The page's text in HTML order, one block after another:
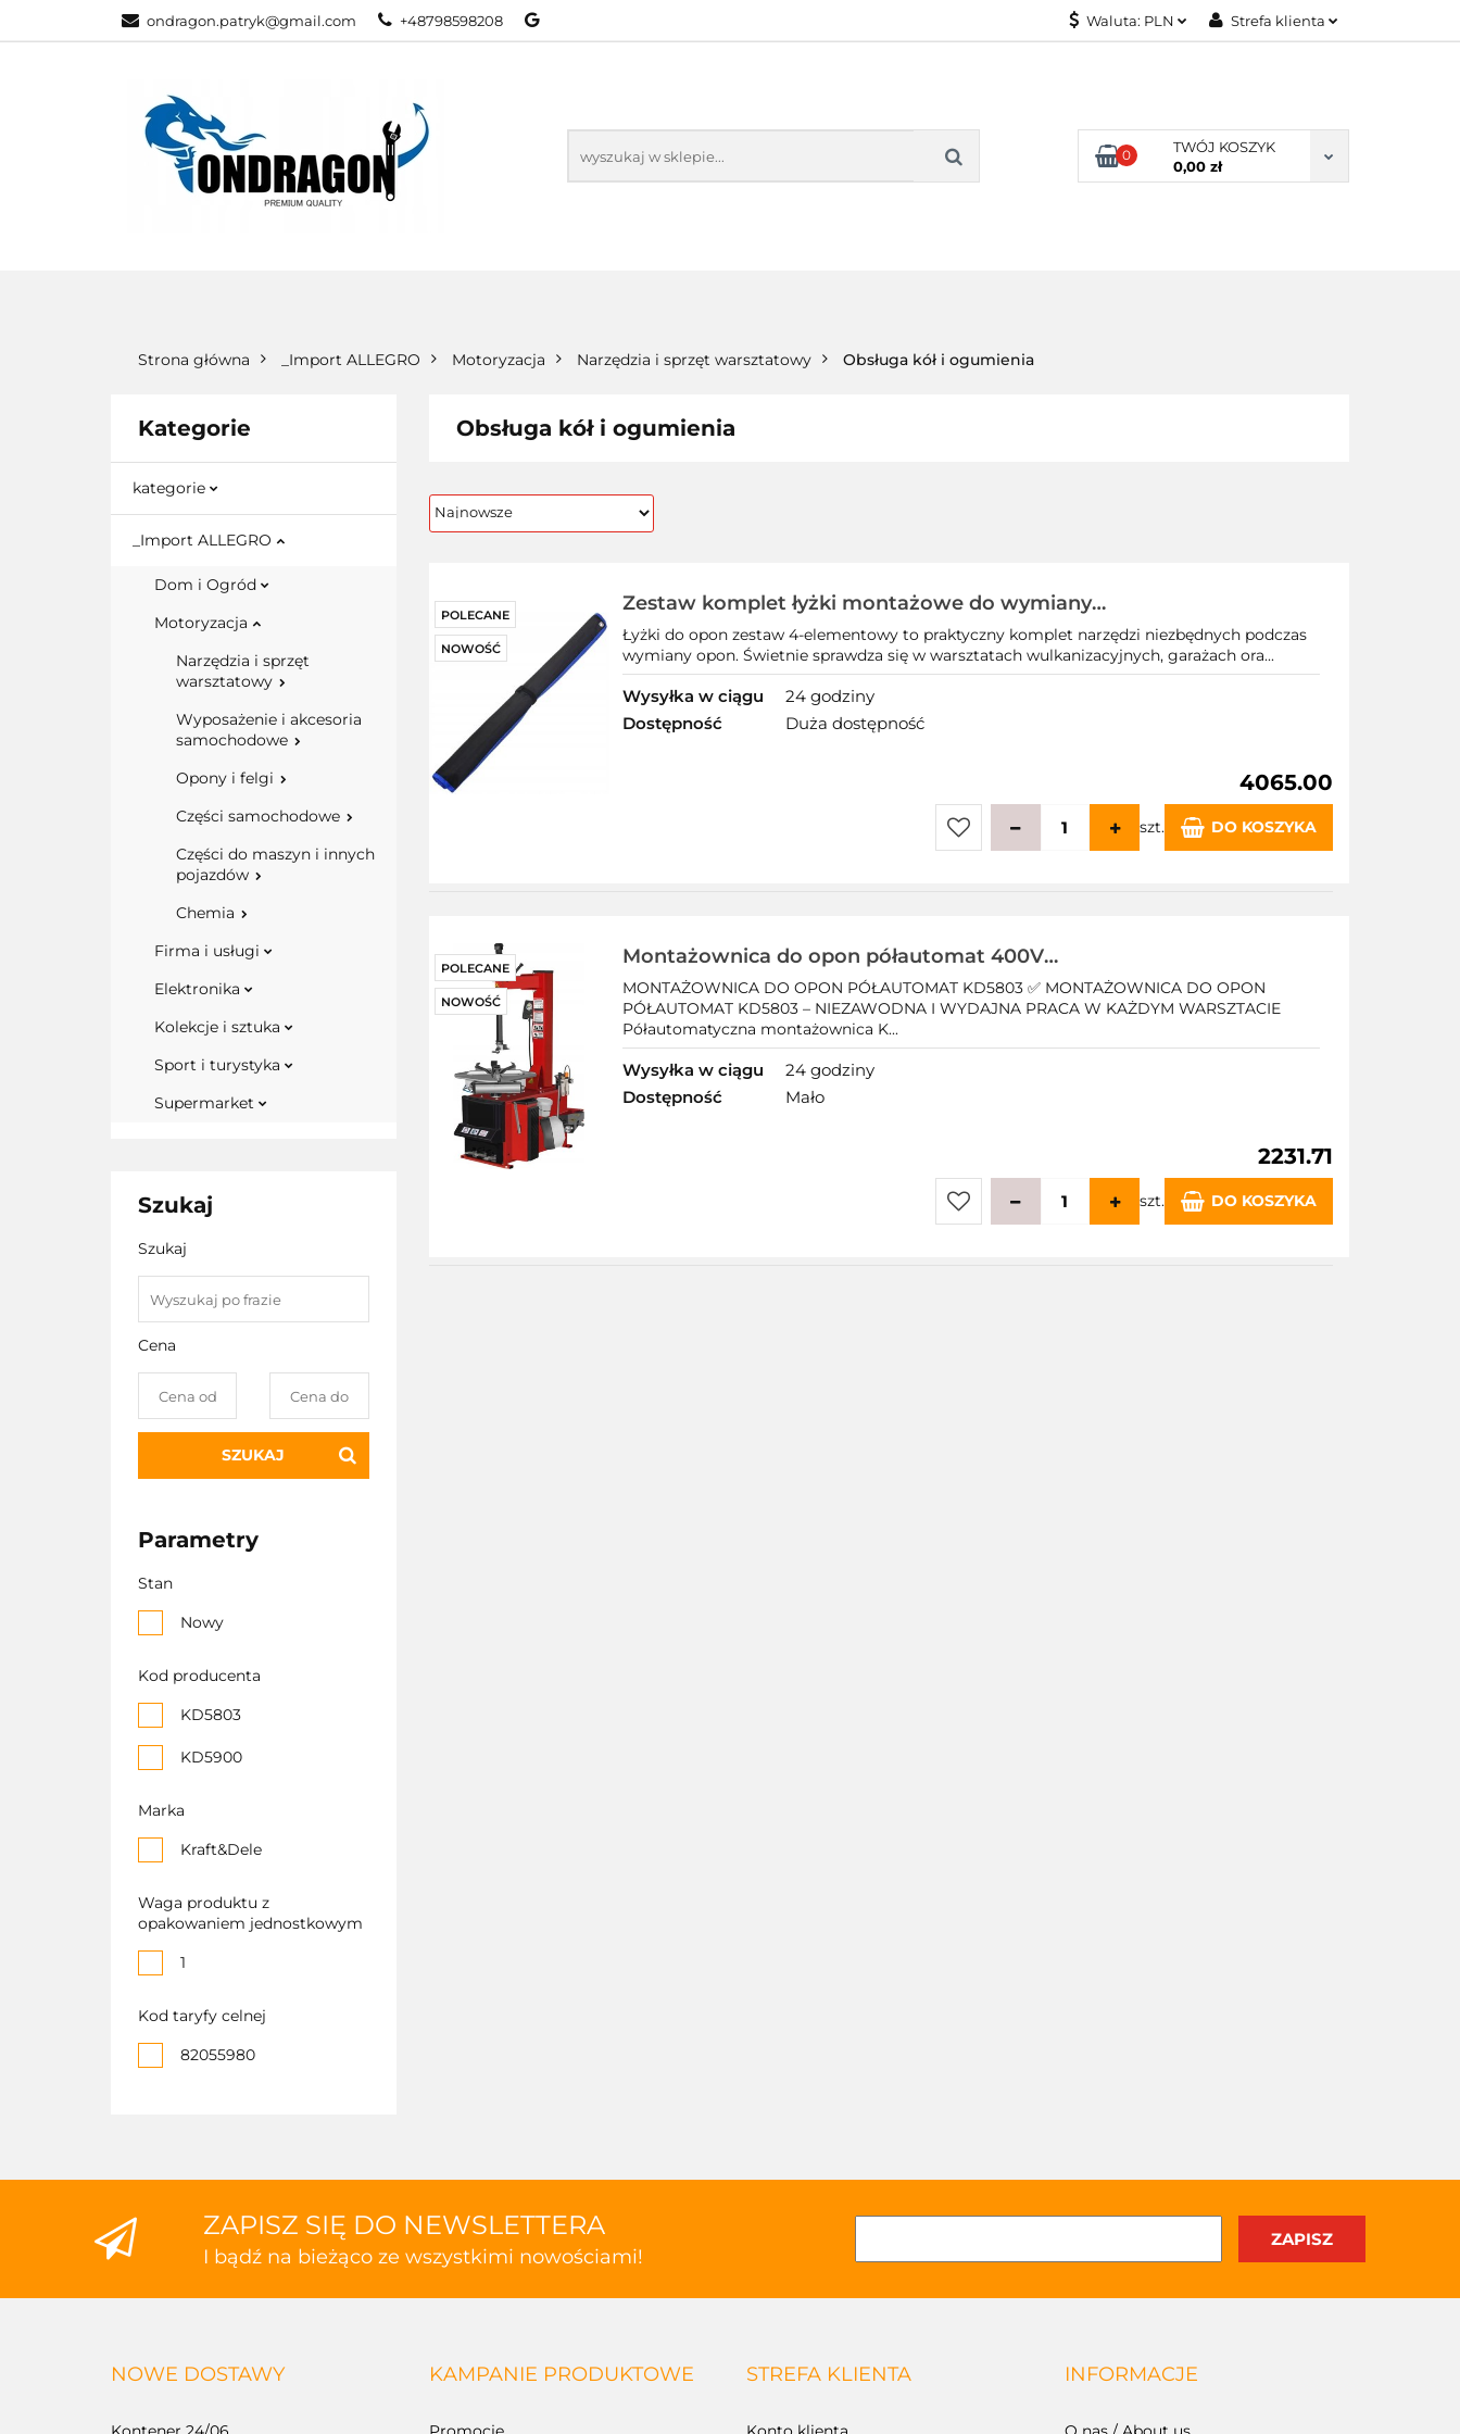
ondragon.patryk@gmail.com +48798598208 Waluta: PLN Strefa klienta
Dodaj zgłoszenie
Zgody cookies
0
TWÓJ KOSZYK
0,00 zł
KATEGORIE NOWOŚCI KONTAKT
Strona główna _Import ALLEGRO Motoryzacja Narzędzia i sprzęt warsztatowy Obsługa kół i ogumienia
Kategorie
kategorie
_Import ALLEGRO
Dom i Ogród
Motoryzacja
Narzędzia i sprzęt
warsztatowy
Wyposażenie i akcesoria
samochodowe
Opony i felgi
Części samochodowe
Części do maszyn i innych
pojazdów
Chemia
Firma i usługi
Elektronika
Kolekcje i sztuka
Sport i turystyka
Supermarket
Szukaj
Szukaj
Cena
SZUKAJ
Parametry
Stan
Nowy
Kod producenta
KD5803
KD5900
Marka
Kraft&Dele
Waga produktu z
opakowaniem jednostkowym
1
Kod taryfy celnej
82055980
Obsługa kół i ogumienia
POLECANE
NOWOŚĆ
Zestaw komplet łyżki montażowe do wymiany
opon kół felg zestaw 4 sztuki
Łyżki do opon zestaw 4-elementowy to praktyczny komplet narzędzi niezbędnych podczas
wymiany opon. Świetnie sprawdza się w warsztatach wulkanizacyjnych, garażach ora...
Wysyłka w ciągu
24 godziny
Dostępność
Duża dostępność
4065.00
szt. DO KOSZYKA
POLECANE
NOWOŚĆ
Montażownica do opon półautomat 400V
Kraft&Dele
MONTAŻOWNICA DO OPON PÓŁAUTOMAT KD5803 ✅ MONTAŻOWNICA DO OPON
PÓŁAUTOMAT KD5803 – NIEZAWODNA I WYDAJNA PRACA W KAŻDYM WARSZTACIE
Półautomatyczna montażownica K...
Wysyłka w ciągu
24 godziny
Dostępność
Mało
2231.71
szt. DO KOSZYKA
ZAPISZ SIĘ DO NEWSLETTERA
I bądź na bieżąco ze wszystkimi nowościami!
NOWE DOSTAWY KAMPANIE PRODUKTOWE STREFA KLIENTA INFORMACJE